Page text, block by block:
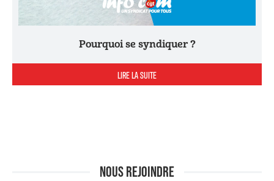
Pourquoi se syndiquer ?
LIRE LA SUITE
NOUS REJOINDRE